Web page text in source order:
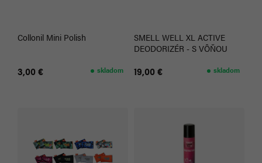
Collonil Mini Polish
3,00 € skladom
SMELL WELL XL ACTIVE
DEODORIZÉR - S VÔŇOU
19,00 € skladom